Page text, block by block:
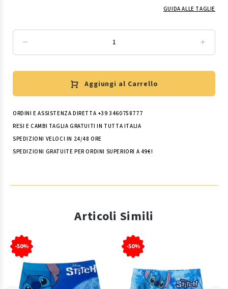
GUIDA ALLE TAGLIE
Aggiungi al Carrello
ORDINI E ASSISTENZA DIRETTA +39 3460758777
RESI E CAMBI TAGLIA GRATUITI IN TUTTA ITALIA
SPEDIZIONI VELOCI IN 24/48 ORE
SPEDIZIONI GRATUITE PER ORDINI SUPERIORI A 49€!
Articoli Simili
-50% -50%